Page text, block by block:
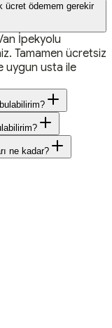
ücret ödemem gerekir
İpekyolu
Tamamen ücretsiz
uygun usta ile
ne kadar?